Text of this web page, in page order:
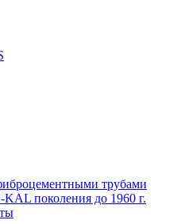
трубами
поколения до 1960 г.